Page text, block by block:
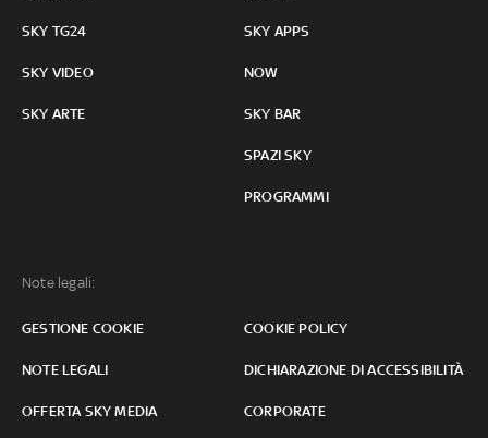
SKY TG24
SKY VIDEO
SKY ARTE
SKY APPS
NOW
SKY BAR
SPAZI SKY
PROGRAMMI
Note legali:
GESTIONE COOKIE COOKIE POLICY
NOTE LEGALI DICHIARAZIONE DI ACCESSIBILITÀ
OFFERTA SKY MEDIA CORPORATE